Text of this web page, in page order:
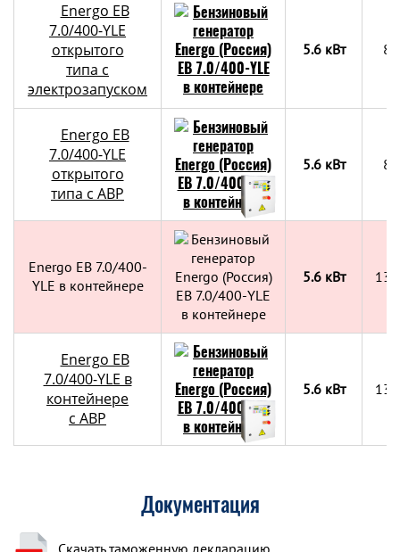
Energo EB
7.0/400-YLE
открытого
типа с
электрозапуском
5.6 кВт
Energo EB
7.0/400-YLE
открытого
типа с АВР
5.6 кВт
Energo EB 7.0/400-
YLE в контейнере
5.6 кВт
Energo EB
7.0/400-YLE в
контейнере
c АВР
5.6 кВт
Документация
Скачать таможенную декларацию